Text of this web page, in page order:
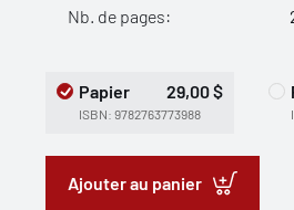
Nb. de pages:
Papier 29,00 $
ISBN: 9782763773988
Ajouter au panier